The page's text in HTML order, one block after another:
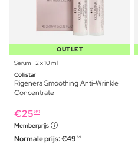
OUTLET
Serum ⋅ 2 x 10 ml
Collistar
Rigenera Smoothing Anti-Wrinkle
Concentrate
€25 89
Memberprijs
Normale prijs:€49 69